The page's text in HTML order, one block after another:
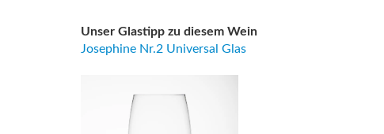
Unser Glastipp zu diesem Wein
Josephine Nr.2 Universal Glas